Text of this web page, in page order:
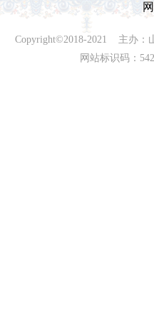
Copyright©2018-2021 主办：
网站标识码：